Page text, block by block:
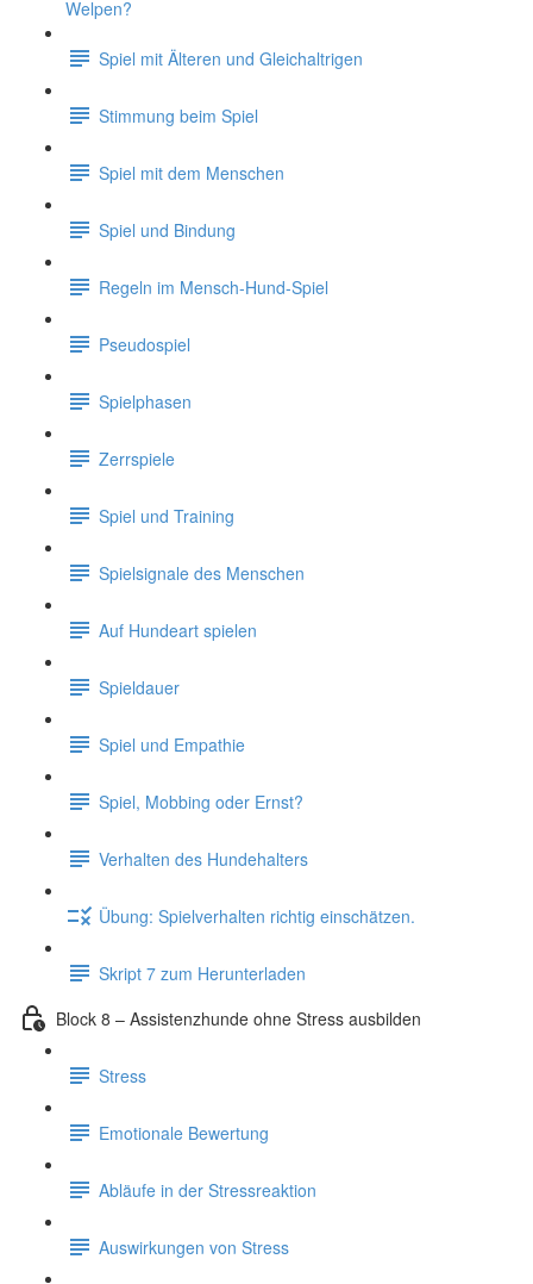
Welpen?
Spiel mit Älteren und Gleichaltrigen
Stimmung beim Spiel
Spiel mit dem Menschen
Spiel und Bindung
Regeln im Mensch-Hund-Spiel
Pseudospiel
Spielphasen
Zerrspiele
Spiel und Training
Spielsignale des Menschen
Auf Hundeart spielen
Spieldauer
Spiel und Empathie
Spiel, Mobbing oder Ernst?
Verhalten des Hundehalters
Übung: Spielverhalten richtig einschätzen.
Skript 7 zum Herunterladen
Block 8 – Assistenzhunde ohne Stress ausbilden
Stress
Emotionale Bewertung
Abläufe in der Stressreaktion
Auswirkungen von Stress